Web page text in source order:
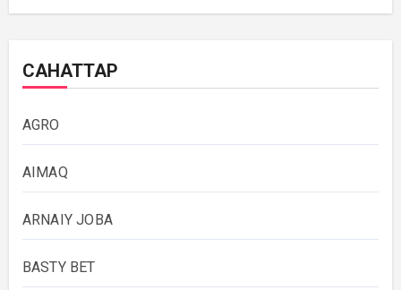
САНАТТАР
AGRO
AIMAQ
ARNAIY JOBA
BASTY BET